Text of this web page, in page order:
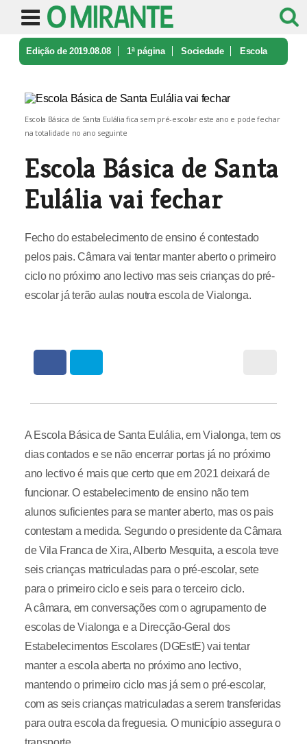
Edição de 2019.08.08 1ª página Sociedade Escola
Escola Básica de Santa Eulália fica sem pré-escolar este ano e pode fechar
na totalidade no ano seguinte
Escola Básica de Santa
Eulália vai fechar
Fecho do estabelecimento de ensino é contestado
pelos pais. Câmara vai tentar manter aberto o primeiro
ciclo no próximo ano lectivo mas seis crianças do pré-
escolar já terão aulas noutra escola de Vialonga.
A Escola Básica de Santa Eulália, em Vialonga, tem os
dias contados e se não encerrar portas já no próximo
ano lectivo é mais que certo que em 2021 deixará de
funcionar. O estabelecimento de ensino não tem
alunos suficientes para se manter aberto, mas os pais
contestam a medida. Segundo o presidente da Câmara
de Vila Franca de Xira, Alberto Mesquita, a escola teve
seis crianças matriculadas para o pré-escolar, sete
para o primeiro ciclo e seis para o terceiro ciclo.
A câmara, em conversações com o agrupamento de
escolas de Vialonga e a Direcção-Geral dos
Estabelecimentos Escolares (DGEstE) vai tentar
manter a escola aberta no próximo ano lectivo,
mantendo o primeiro ciclo mas já sem o pré-escolar,
com as seis crianças matriculadas a serem transferidas
para outra escola da freguesia. O município assegura o